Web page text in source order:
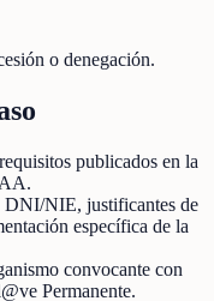
o denegación.
publicados en la
DNI/NIE, justificantes de
específica de la
convocante con
Permanente.